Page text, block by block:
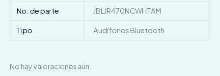
No. de parte JBLJR470NCWHTAM
Tipo Audífonos Bluetooth
No hay valoraciones aún.